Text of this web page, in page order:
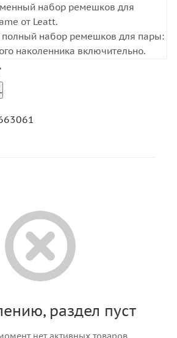
набор ремешков для
от Leatt.
полный набор ремешков для пары:
наколенника включительно.
раздел пуст